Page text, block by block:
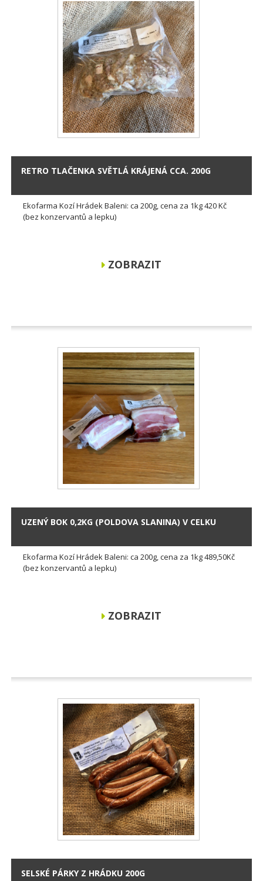
RETRO TLAČENKA SVĚTLÁ KRÁJENÁ CCA. 200G
Ekofarma Kozí Hrádek Baleni: ca 200g, cena za 1kg 420 Kč
(bez konzervantů a lepku)
ZOBRAZIT
UZENÝ BOK 0,2KG (POLDOVA SLANINA) V CELKU
Ekofarma Kozí Hrádek Baleni: ca 200g, cena za 1kg 489,50Kč
(bez konzervantů a lepku)
ZOBRAZIT
SELSKÉ PÁRKY Z HRÁDKU 200G